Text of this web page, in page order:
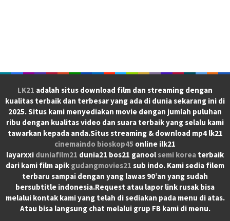
LK21 adalah situs download film dan streaming dengan
kualitas terbaik dan terbesar yang ada di dunia sekarang ini di
2025. Situs kami menyediakan movie dengan jumlah puluhan
ribu dengan kualitas video dan suara terbaik yang selalu kami
tawarkan kepada anda.Situs streaming & download mp4 lk21
cinemaindo bioskop45 online ilk21
layarxxi duniafilm21 dunia21 bos21 ganool semi korea terbaik
dari kami film apik gudangmovies21 sub indo. Kami sedia filem
terbaru sampai dengan yang lawas 90’an yang sudah
bersubtitle indonesia.Request atau lapor link rusak bisa
melalui kontak kami yang telah di sediakan pada menu di atas.
Atau bisa langsung chat melalui grup FB kami di menu.